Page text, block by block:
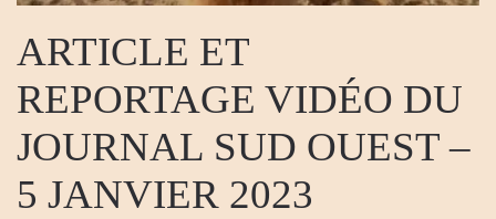
ARTICLE ET
REPORTAGE VIDÉO DU
JOURNAL SUD OUEST –
5 JANVIER 2023